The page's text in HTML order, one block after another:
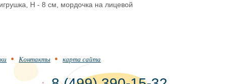
H - 8 cм, мордочка на лицевой
Контакты карта сайта